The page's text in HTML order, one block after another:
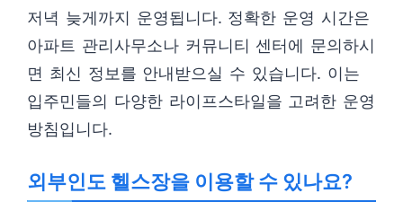
저녁 늦게까지 운영됩니다. 정확한 운영 시간은
아파트 관리사무소나 커뮤니티 센터에 문의하시
면 최신 정보를 안내받으실 수 있습니다. 이는
입주민들의 다양한 라이프스타일을 고려한 운영
방침입니다.
외부인도 헬스장을 이용할 수 있나요?